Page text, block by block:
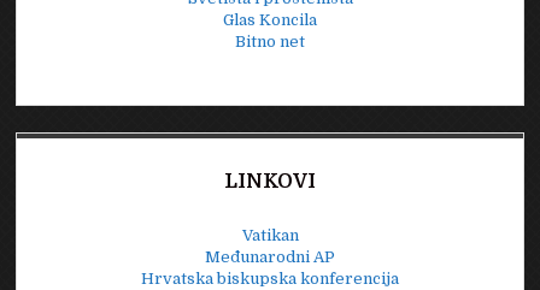
Glas Koncila
Bitno net
LINKOVI
Vatikan
Međunarodni AP
Hrvatska biskupska konferencija